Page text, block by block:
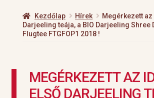
Kezdőlap Hírek
Megérkezett
Darjeeling teája, a BIO Darjeeling Shree
Flugtee FTGFOP1 2018 !
MEGÉRKEZETT AZ
ELSŐ DARJEELING